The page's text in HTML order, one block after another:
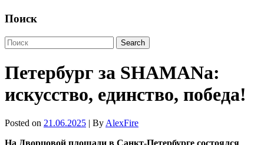
Поиск
Петербург за SHAMANа:
искусство, единство, победа!
Posted on 21.06.2025 | By AlexFire
На Дворцовой площади в Санкт-Петербурге состоялся